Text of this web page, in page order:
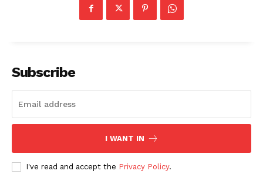
Subscribe
I WANT IN
I've read and accept the Privacy Policy.